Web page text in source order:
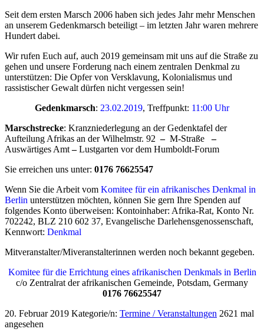
Seit dem ersten Marsch 2006 haben sich jedes Jahr mehr Menschen
an unserem Gedenkmarsch beteiligt – im letzten Jahr waren mehrere
Hundert dabei.
Wir rufen Euch auf, auch 2019 gemeinsam mit uns auf die Straße zu
gehen und unsere Forderung nach einem zentralen Denkmal zu
unterstützen: Die Opfer von Versklavung, Kolonialismus und
rassistischer Gewalt dürfen nicht vergessen sein!
Gedenkmarsch: 23.02.2019, Treffpunkt: 11:00 Uhr
Marschstrecke: Kranzniederlegung an der Gedenktafel der
Aufteilung Afrikas an der Wilhelmstr. 92 –M-Straße
–
Auswärtiges Amt–Lustgarten vor dem Humboldt-Forum
Sie erreichen uns unter: 0176 76625547
Wenn Sie die Arbeit vom Komitee für ein afrikanisches Denkmal in
Berlin unterstützen möchten, können Sie gern Ihre Spenden auf
folgendes Konto überweisen: Kontoinhaber: Afrika-Rat, Konto Nr.
702242, BLZ 210 602 37, Evangelische Darlehensgenossenschaft,
Kennwort: Denkmal
Mitveranstalter/Miveranstalterinnen werden noch bekannt gegeben.
Komitee für die Errichtung eines afrikanischen Denkmals in Berlin
c/o Zentralrat der afrikanischen Gemeinde, Potsdam, Germany
0176 76625547
20. Februar 2019 Kategorie/n: Termine / Veranstaltungen 2621 mal
angesehen